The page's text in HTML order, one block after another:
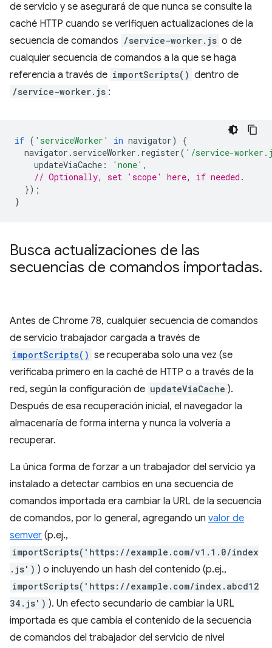
de servicio y se asegurará de que nunca se consulte la
caché HTTP cuando se verifiquen actualizaciones de la
secuencia de comandos /service-worker.js o de
cualquier secuencia de comandos a la que se haga
referencia a través de importScripts() dentro de
/service-worker.js :
if ( 'serviceWorker' in navigator)
{
navigator . serviceWorker . register( '/service-
updateViaCache : 'none' ,
// Optionally, set 'scope' here, if needed.
});
}
Busca actualizaciones de las
secuencias de comandos importadas.
Antes de Chrome 78, cualquier secuencia de comandos
de servicio trabajador cargada a través de
importScripts() se recuperaba solo una vez (se
verificaba primero en la caché de HTTP o a través de la
red, según la configuración de updateViaCache ).
Después de esa recuperación inicial, el navegador la
almacenaría de forma interna y nunca la volvería a
recuperar.
La única forma de forzar a un trabajador del servicio ya
instalado a detectar cambios en una secuencia de
comandos importada era cambiar la URL de la secuencia
de comandos, por lo general, agregando un valor de
semver (p.ej.,
importScripts('https://example.com/v1.1.0/index
.js') ) o incluyendo un hash del contenido (p.ej.,
importScripts('https://example.com/index.abcd12
34.js') ). Un efecto secundario de cambiar la URL
importada es que cambia el contenido de la secuencia
de comandos del trabajador del servicio de nivel